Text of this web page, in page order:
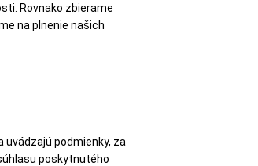
Rovnako zbierame
na plnenie našich
podmienky, za
poskytnutého